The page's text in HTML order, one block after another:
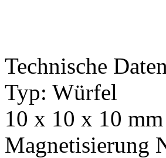
Technische
Typ: Würfel
10 x 10 x 10
Magnetisierung